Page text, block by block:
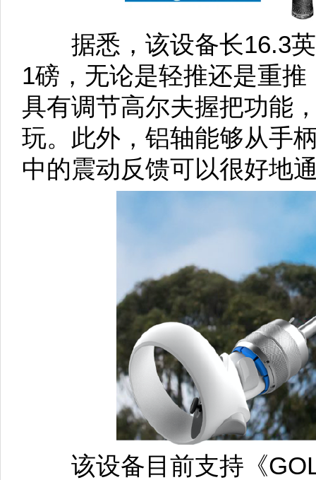
据悉，该设备长16.3英
1磅，无论是轻推还是重
具有调节高尔夫握把功能
玩。此外，铝轴能够从手
中的震动反馈可以很好地
该设备目前支持《